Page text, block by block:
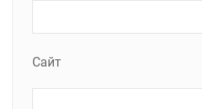
Сайт